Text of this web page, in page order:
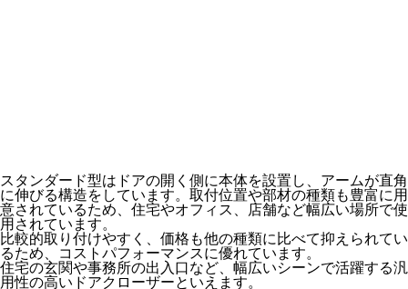
スタンダード型はドアの開く側に本体を設置し、アームが直角
に伸びる構造をしています。取付位置や部材の種類も豊富に用
意されているため、住宅やオフィス、店舗など幅広い場所で使
用されています。
比較的取り付けやすく、価格も他の種類に比べて抑えられてい
るため、コストパフォーマンスに優れています。
住宅の玄関や事務所の出入口など、幅広いシーンで活躍する汎
用性の高いドアクローザーといえます。